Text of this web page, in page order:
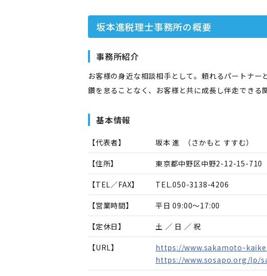
坂本進税理士事務所の概要
事務所紹介
お客様の身近な相談相手として。頼れるパートナ
鑽を怠ることなく、お客様と共に成長し伴走できる
基本情報
【代表者】 坂本 進 （さかもと すすむ）
【住所】 東京都中野区中野2-12-15-710
【TEL／FAX】 TEL.050-3138-4206
【営業時間】 平日 09:00～17:00
【定休日】 土 ／ 日 ／ 祝
【URL】
https://www.sakamoto-
https://www.sosapo.org/lp/